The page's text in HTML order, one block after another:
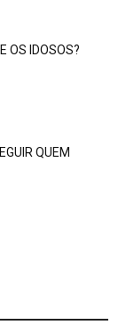
OS IDOSOS?
QUEM